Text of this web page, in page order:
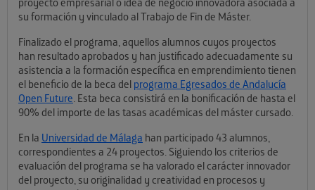
su formación y vinculado al Trabajo de Fin de Máster.
Finalizado el programa, aquellos alumnos cuyos proyectos
han resultado aprobados y han justificado adecuadamente su
asistencia a la formación específica en emprendimiento tienen
el beneficio de la beca del programa Egresados de Andalucía
Open Future. Esta beca consistirá en la bonificación de hasta el
90% del importe de las tasas académicas del máster cursado.
En la Universidad de Málaga han participado 43 alumnos,
correspondientes a 24 proyectos. Siguiendo los criterios de
evaluación del programa se ha valorado el carácter innovador
del proyecto, su originalidad y creatividad en procesos y